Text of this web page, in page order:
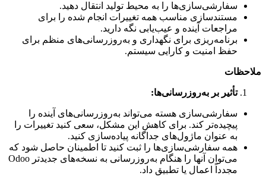
سفارشی‌سازی‌ها را به محیط تولید انتقال دهید.
مستندسازی مناسب همه تغییرات انجام شده را برای
مراجعات آینده و عیب‌یابی نگه دارید.
برنامه‌ریزی برای نگهداری و به‌روزرسانی‌های منظم برای
حفظ امنیت و کارایی سیستم.
ملاحظات
تأثیر بر به‌روزرسانی‌ها:
سفارشی‌سازی هسته می‌تواند به‌روزرسانی‌های آینده را
پیچیده‌تر کند. برای کاهش این مشکل، سعی کنید تغییرات را
به عنوان ماژول‌های جداگانه پیاده‌سازی کنید.
همه سفارشی‌سازی‌ها را ثبت کنید تا اطمینان حاصل شود که
می‌توان آنها را هنگام به‌روزرسانی به نسخه‌های جدیدتر Odoo
مجدداً اعمال یا تطبیق داد.